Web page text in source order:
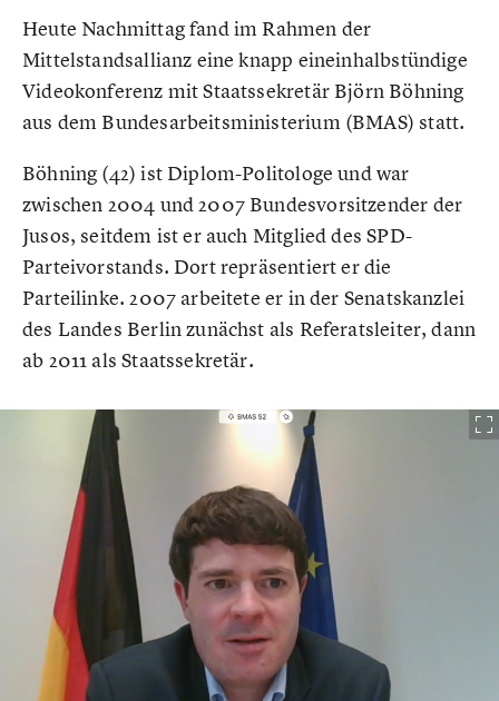
Heute Nachmittag fand im Rahmen der
Mittelstandsallianz eine knapp eineinhalbstündige
Videokonferenz mit Staatssekretär Björn Böhning
aus dem Bundesarbeitsministerium (BMAS) statt.
Böhning (42) ist Diplom-Politologe und war
zwischen 2004 und 2007 Bundesvorsitzender der
Jusos, seitdem ist er auch Mitglied des SPD-
Parteivorstands. Dort repräsentiert er die
Parteilinke. 2007 arbeitete er in der Senatskanzlei
des Landes Berlin zunächst als Referatsleiter, dann
ab 2011 als Staatssekretär.